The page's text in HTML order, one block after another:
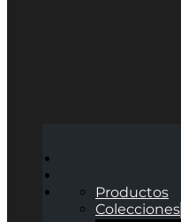
Productos
Colecciones